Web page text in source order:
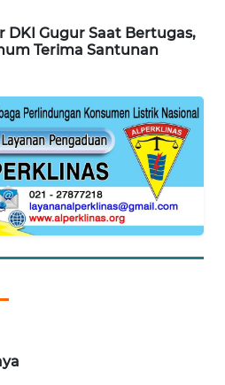
DKI Gugur Saat Bertugas,
Terima Santunan